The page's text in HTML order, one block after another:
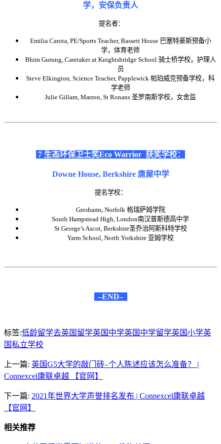
学，安保负责人
提名者：
Emilia Carota, PE/Sports Teacher, Bassett House 巴塞特豪斯预备小
学，体育老师
Bhim Gurung, Caretaker at Knightsbridge School 骑士桥学校，护理人
员
Steve Elkington, Science Teacher, Papplewick 帕珀威克预备学校，科
学老师
Julie Gillam, Matron, St Ronans 圣罗南斯学校，女舍监
7 生态环保卫士奖Eco Warrior 获奖学校：
Downe House, Berkshire 唐屋中学
提名学校：
Greshams, Norfolk 格瑞萨姆学院
South Hampstead High, London南汉普斯德高中学
St George’s Ascot, Berkshire圣乔治阿斯科特学校
Yarm School, North Yorkshire 亚姆学校
–END–
标签:低龄留学去英国留学英国中学英国中学留学英国小学英
国私立学校
上一篇: 英国G5大学的敲门砖–个人陈述应该怎么准备？ |
Connexcel康联卓越 【官网】
下一篇: 2021年世界大学声誉排名发布 | Connexcel康联卓越
【官网】
相关推荐